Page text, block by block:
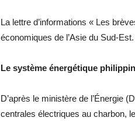
La lettre d’informations « Les
économiques de l’Asie du Sud-
Le système énergétique
D’après le ministère de l’Énergie
centrales électriques au charbon,